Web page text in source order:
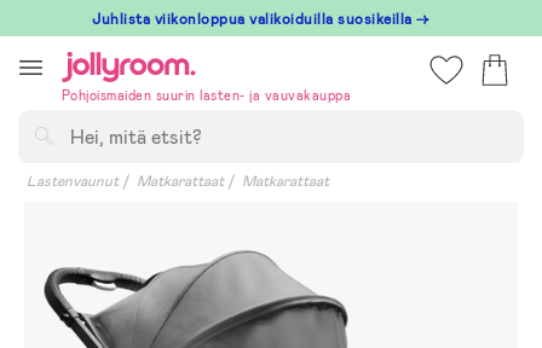
till
innehållet
Juhlista viikonloppua valikoiduilla suosikeilla →
Pohjoismaiden suurin lasten- ja vauvakauppa
Lastenvaunut Matkarattaat Matkarattaat